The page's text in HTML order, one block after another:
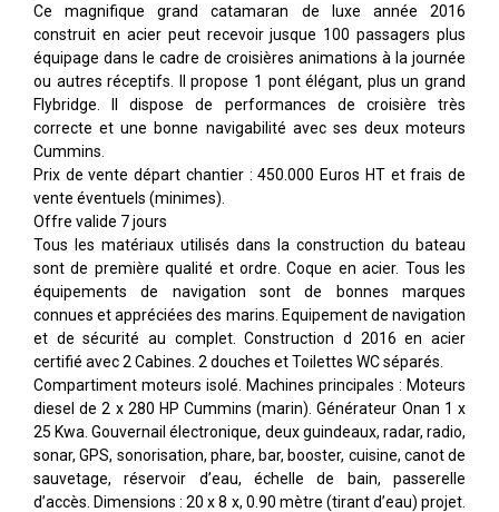
Ce magnifique grand catamaran de luxe année 2016
construit en acier peut recevoir jusque 100 passagers plus
équipage dans le cadre de croisières animations à la journée
ou autres réceptifs. Il propose 1 pont élégant, plus un grand
Flybridge. Il dispose de performances de croisière très
correcte et une bonne navigabilité avec ses deux moteurs
Cummins.
Prix de vente départ chantier : 450.000 Euros HT et frais de
vente éventuels (minimes).
Offre valide 7 jours
Tous les matériaux utilisés dans la construction du bateau
sont de première qualité et ordre. Coque en acier. Tous les
équipements de navigation sont de bonnes marques
connues et appréciées des marins. Equipement de navigation
et de sécurité au complet. Construction d 2016 en acier
certifié avec 2 Cabines. 2 douches et Toilettes WC séparés.
Compartiment moteurs isolé. Machines principales : Moteurs
diesel de 2 x 280 HP Cummins (marin). Générateur Onan 1 x
25 Kwa. Gouvernail électronique, deux guindeaux, radar, radio,
sonar, GPS, sonorisation, phare, bar, booster, cuisine, canot de
sauvetage, réservoir d’eau, échelle de bain, passerelle
d’accès. Dimensions : 20 x 8 x, 0.90 mètre (tirant d’eau) projet.